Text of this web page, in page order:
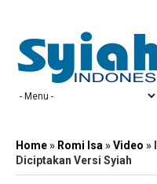
Home» Romi Isa »Video »
Diciptakan Versi Syiah